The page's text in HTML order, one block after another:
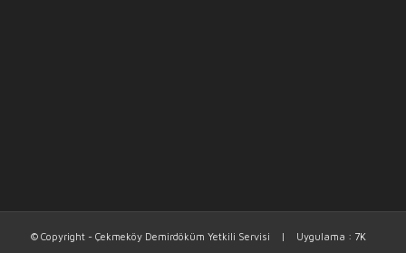
© Copyright - Çekmeköy Demirdöküm Yetkili Servisi | Uygulama : 7K